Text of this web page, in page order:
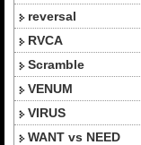
reversal
RVCA
Scramble
VENUM
VIRUS
WANT vs NEED